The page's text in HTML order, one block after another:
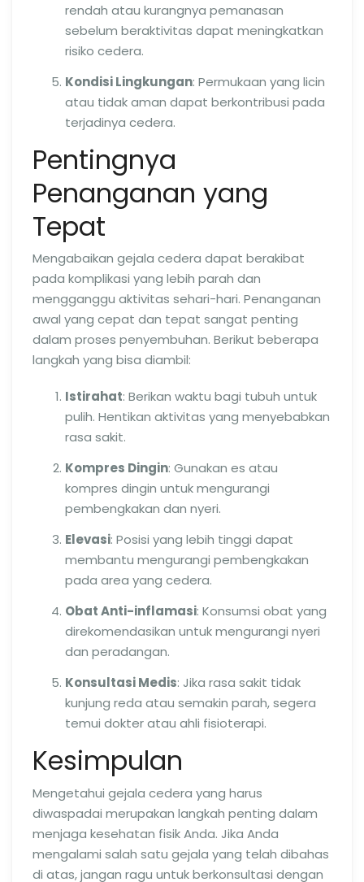
rendah atau kurangnya pemanasan
sebelum beraktivitas dapat meningkatkan
risiko cedera.
Kondisi Lingkungan: Permukaan yang licin
atau tidak aman dapat berkontribusi pada
terjadinya cedera.
Pentingnya
Penanganan yang
Tepat
Mengabaikan gejala cedera dapat berakibat
pada komplikasi yang lebih parah dan
mengganggu aktivitas sehari-hari. Penanganan
awal yang cepat dan tepat sangat penting
dalam proses penyembuhan. Berikut beberapa
langkah yang bisa diambil:
Istirahat: Berikan waktu bagi tubuh untuk
pulih. Hentikan aktivitas yang menyebabkan
rasa sakit.
Kompres Dingin: Gunakan es atau
kompres dingin untuk mengurangi
pembengkakan dan nyeri.
Elevasi: Posisi yang lebih tinggi dapat
membantu mengurangi pembengkakan
pada area yang cedera.
Obat Anti-inflamasi: Konsumsi obat yang
direkomendasikan untuk mengurangi nyeri
dan peradangan.
Konsultasi Medis: Jika rasa sakit tidak
kunjung reda atau semakin parah, segera
temui dokter atau ahli fisioterapi.
Kesimpulan
Mengetahui gejala cedera yang harus
diwaspadai merupakan langkah penting dalam
menjaga kesehatan fisik Anda. Jika Anda
mengalami salah satu gejala yang telah dibahas
di atas, jangan ragu untuk berkonsultasi dengan